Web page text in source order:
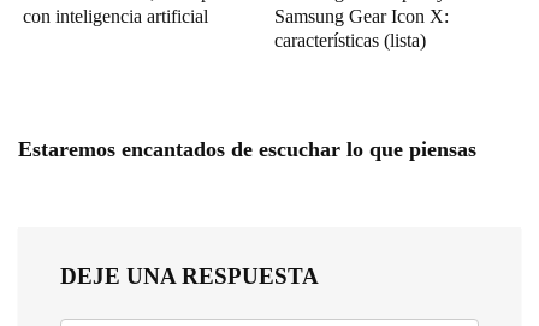
con inteligencia artificial
Samsung Gear Icon X:
características (lista)
Estaremos encantados de escuchar lo que piensas
DEJE UNA RESPUESTA